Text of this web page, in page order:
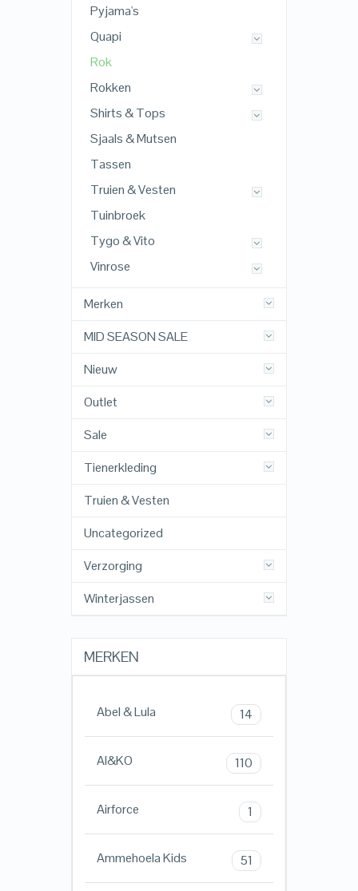
Pyjama's
Quapi
Rok
Rokken
Shirts & Tops
Sjaals & Mutsen
Tassen
Truien & Vesten
Tuinbroek
Tygo & Vito
Vinrose
Merken
MID SEASON SALE
Nieuw
Outlet
Sale
Tienerkleding
Truien & Vesten
Uncategorized
Verzorging
Winterjassen
MERKEN
Abel & Lula 14
AI&KO 110
Airforce 1
Ammehoela Kids 51